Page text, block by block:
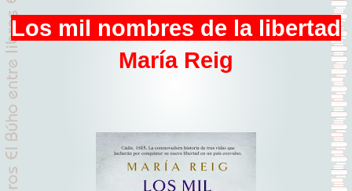
Los mil nombres de la libertad
María Reig